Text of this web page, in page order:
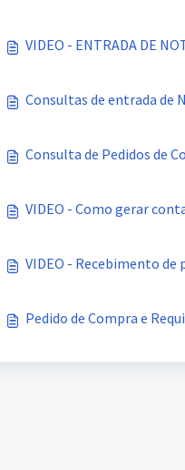
VIDEO - ENTRADA DE
Consultas de entrada de
Consulta de Pedidos de
VIDEO - Como gerar
VIDEO - Recebimento de
Pedido de Compra e